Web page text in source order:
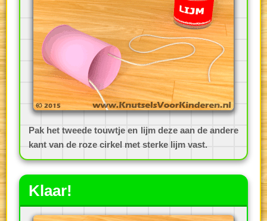
Pak het tweede touwtje en lijm deze aan de andere
kant van de roze cirkel met sterke lijm vast.
Klaar!